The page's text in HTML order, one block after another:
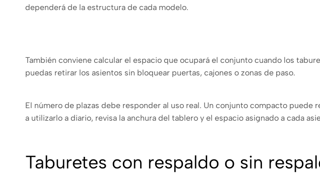
dependerá de la estructura de cada modelo.
También conviene calcular el espacio que ocupará el conjunto cuando los
puedas retirar los asientos sin bloquear puertas, cajones o zonas de paso.
El número de plazas debe responder al uso real. Un conjunto compacto puede
a utilizarlo a diario, revisa la anchura del tablero y el espacio asignado a cada
Taburetes con respaldo o sin